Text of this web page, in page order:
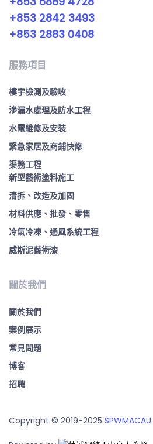
+853 2842 3493
+853 2883 0408
服務項目
樓宇檢測及驗收
滲漏水處理及防水工程
水電維修及安裝
緊急家居及商鋪快修
渠務工程
新型藝術塗料施工
清拆、改造及加固
材料供應、批發、零售
冷氣冷凍、通風系統工程
威斯泥藝術漆
關於我們
關於我們
案例展示
常見問題
博客
招聘
Copyright © 2019-2025 SPWMACAU